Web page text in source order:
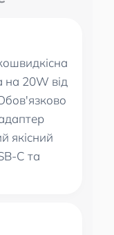
на 20W від
якісний
C та